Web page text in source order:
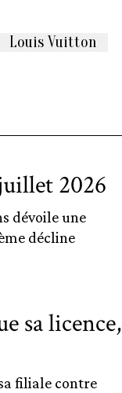
Louis Vuitton
2026
dévoile une
décline
sa licence,
filiale contre